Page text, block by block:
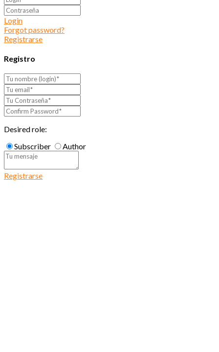
Login
Forgot password?
Registrarse
Registro
Desired role:
Subscriber
Author
Registrarse